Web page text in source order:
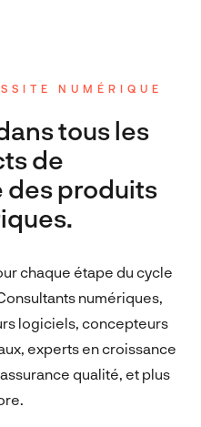
NUMÉRIQUE
tous les
de
des produits
chaque étape du cycle
numériques,
logiciels, concepteurs
experts en croissance
qualité, et plus